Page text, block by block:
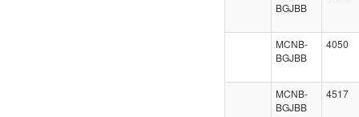
BGJBB
MCNB-
BGJBB
4050
MCNB-
BGJBB
4517